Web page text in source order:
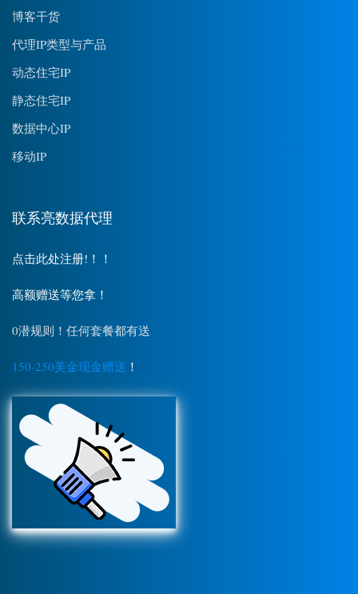
博客干货
代理IP类型与产品
动态住宅IP
静态住宅IP
数据中心IP
移动IP
联系亮数据代理
点击此处注册!！！
高额赠送等您拿！
0潜规则！任何套餐都有送
150-250美金现金赠送 ！